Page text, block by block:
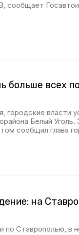
сообщает
больше всех
городские власти
Белый Уголь.
сообщил глава
на
Ставрополью, в